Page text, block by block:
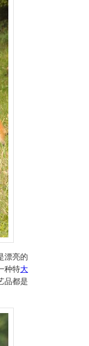
漂亮的
种特大
品都是